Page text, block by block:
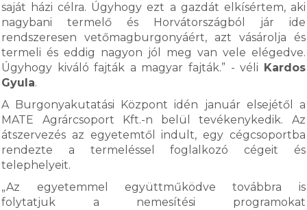
saját házi célra. Úgyhogy ezt a gazdát elkísértem, aki
nagybani termelő és Horvátországból jár ide
rendszeresen vetőmagburgonyáért, azt vásárolja és
termeli és eddig nagyon jól meg van vele elégedve.
Úgyhogy kiváló fajták a magyar fajták.” - véli Kardos
Gyula.
A Burgonyakutatási Központ idén január elsejétől a
MATE Agrárcsoport Kft.-n belül tevékenykedik. Az
átszervezés az egyetemtől indult, egy cégcsoportba
rendezte a termeléssel foglalkozó cégeit és
telephelyeit.
„Az egyetemmel együttműködve továbbra is
folytatjuk a nemesítési programokat